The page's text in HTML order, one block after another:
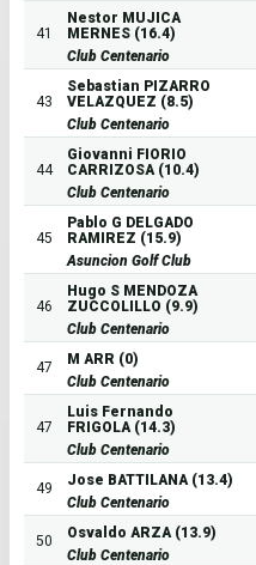
41
Nestor MUJICA
MERNES (16.4)
Club Centenario
43
Sebastian PIZARRO
VELAZQUEZ (8.5)
Club Centenario
44
Giovanni FIORIO
CARRIZOSA (10.4)
Club Centenario
45
Pablo G DELGADO
RAMIREZ (15.9)
Asuncion Golf Club
46
Hugo S MENDOZA
ZUCCOLILLO (9.9)
Club Centenario
47
M ARR (0)
Club Centenario
47
Luis Fernando
FRIGOLA (14.3)
Club Centenario
49
Jose BATTILANA (13.4)
Club Centenario
50
Osvaldo ARZA (13.9)
Club Centenario